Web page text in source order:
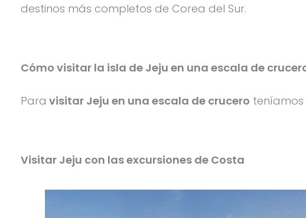
destinos más completos de Corea del Sur.
Cómo visitar la isla de Jeju en una escala de
Para visitar Jeju en una escala de crucero teníamos
Visitar Jeju con las excursiones de Costa